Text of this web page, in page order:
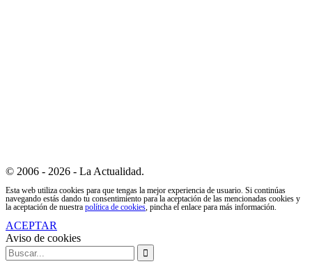
© 2006 - 2026 - La Actualidad.
Esta web utiliza cookies para que tengas la mejor experiencia de usuario. Si continúas
navegando estás dando tu consentimiento para la aceptación de las mencionadas cookies y
la aceptación de nuestra política de cookies, pincha el enlace para más información.
ACEPTAR
Aviso de cookies